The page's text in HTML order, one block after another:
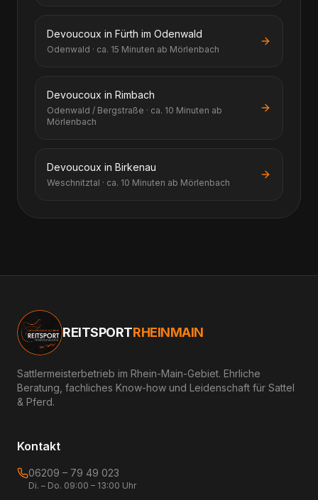
Devoucoux in Fürth im Odenwald
Odenwald · ca. 15 Minuten ab Mörlenbach
Devoucoux in Rimbach
Odenwald / Bergstraße · ca. 10 Minuten ab
Mörlenbach
Devoucoux in Birkenau
Weschnitztal · ca. 10 Minuten ab Mörlenbach
REITSPORTRHEINMAIN
Sattlermeisterbetrieb im Rhein-Main-Gebiet. Ehrliche
Beratung, fachliches Know-how und Leidenschaft für Sattel
& Pferd.
Kontakt
06209 – 79 49 023
Di. – Do. 09:00 – 13:00 Uhr